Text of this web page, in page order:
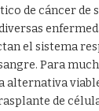
de cáncer de
el sistema
Para
alternativa
de